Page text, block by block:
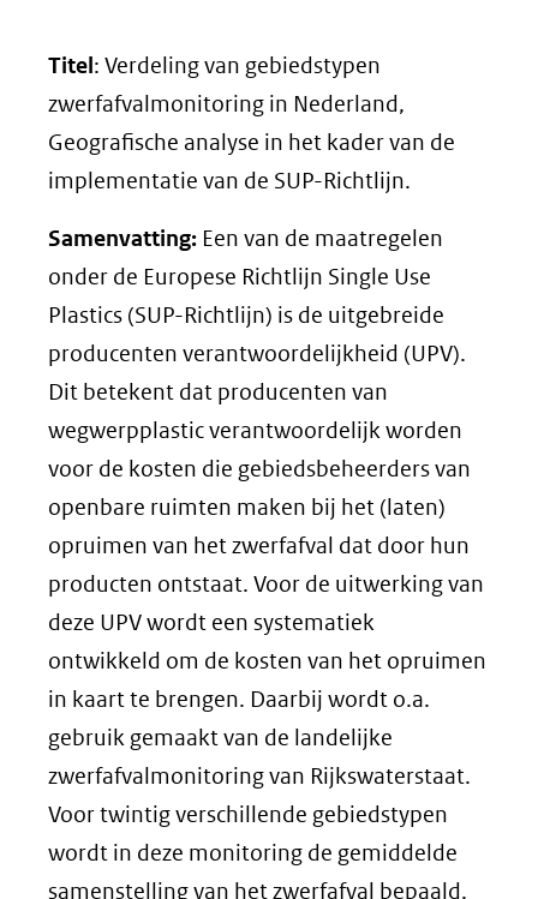
Titel: Verdeling van gebiedstypen
zwerfafvalmonitoring in Nederland,
Geografische analyse in het kader van de
implementatie van de SUP-Richtlijn.
Samenvatting: Een van de maatregelen
onder de Europese Richtlijn Single Use
Plastics (SUP-Richtlijn) is de uitgebreide
producenten verantwoordelijkheid (UPV).
Dit betekent dat producenten van
wegwerpplastic verantwoordelijk worden
voor de kosten die gebiedsbeheerders van
openbare ruimten maken bij het (laten)
opruimen van het zwerfafval dat door hun
producten ontstaat. Voor de uitwerking van
deze UPV wordt een systematiek
ontwikkeld om de kosten van het opruimen
in kaart te brengen. Daarbij wordt o.a.
gebruik gemaakt van de landelijke
zwerfafvalmonitoring van Rijkswaterstaat.
Voor twintig verschillende gebiedstypen
wordt in deze monitoring de gemiddelde
samenstelling van het zwerfafval bepaald.